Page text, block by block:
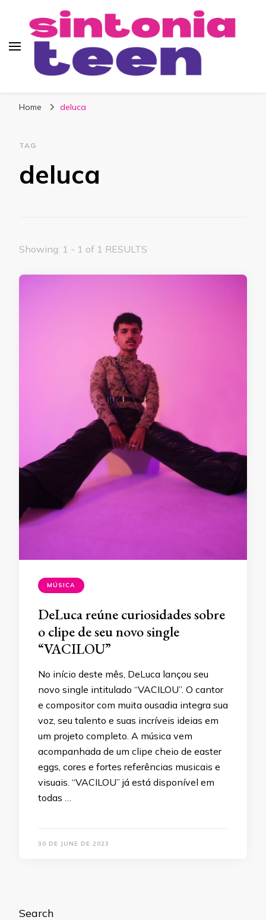
Home deluca
TAG
deluca
Showing: 1 - 1 of 1 RESULTS
MÚSICA
DeLuca reúne curiosidades sobre
o clipe de seu novo single
“VACILOU”
No início deste mês, DeLuca lançou seu
novo single intitulado “VACILOU”. O cantor
e compositor com muita ousadia integra sua
voz, seu talento e suas incríveis ideias em
um projeto completo. A música vem
acompanhada de um clipe cheio de easter
eggs, cores e fortes referências musicais e
visuais. “VACILOU” já está disponível em
todas …
30 DE JUNE DE 2023
Search